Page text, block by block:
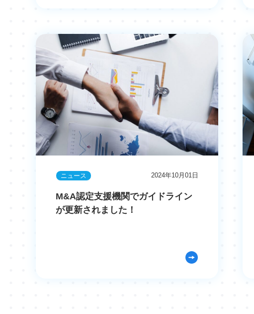
ニュース 2024年10月01日
M&A認定支援機関でガイドライン
が更新されました！